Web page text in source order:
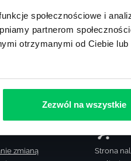
społecznościowe i
partnerom
otrzymanymi od Ciebie lub
Zezwól na wszystkie
Artykuły,
Standardowe
zmianą
Strona